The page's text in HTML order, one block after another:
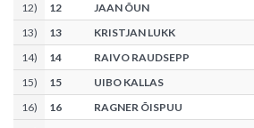
12) 12
JAAN ÕUN
13) 13
KRISTJAN LUKK
14) 14
RAIVO RAUDSEPP
15) 15
UIBO KALLAS
16) 16
RAGNER ÕISPUU